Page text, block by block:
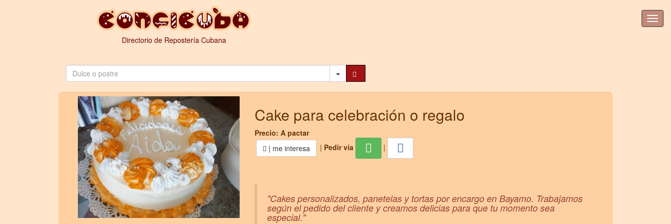
Directorio de Repostería Cubana
Cake para celebración o regalo
Precio: A pactar
| me interesa
| Pedir vía |
"Cakes personalizados, panetelas y tortas por encargo en Bayamo. Trabajamos
según el pedido del cliente y creamos delicias para que tu momento sea
especial."